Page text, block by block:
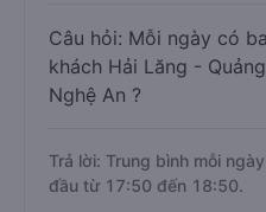
Câu hỏi: Mỗi ngày có
khách Hải Lăng -
Nghệ An ?
Trả lời: Trung bình mỗi
đầu từ 17:50 đến 18:50.